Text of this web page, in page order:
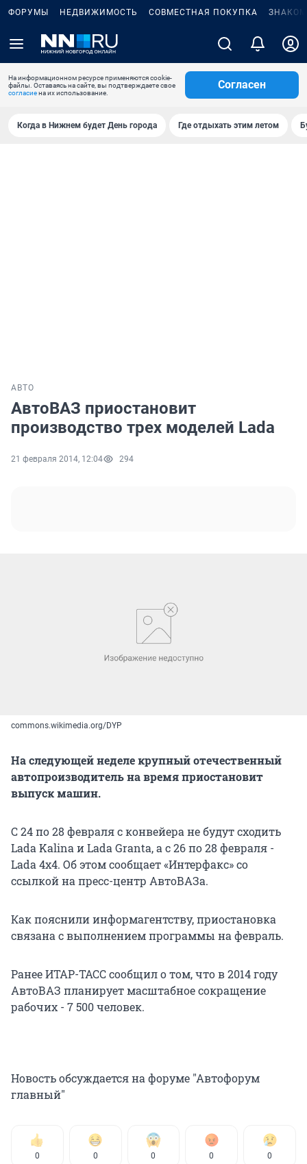
ФОРУМЫ НЕДВИЖИМОСТЬ СОВМЕСТНАЯ ПОКУПКА
На информационном ресурсе применяются cookie-
файлы. Оставаясь на сайте, вы подтверждаете свое
согласиена их использование.
Согласен
Когда в Нижнем будет День города Где отдыхать этим летом
АВТО
АвтоВАЗ приостановит
производство трех моделей Lada
21 февраля 2014, 12:04 294
commons.wikimedia.org/DYP
На следующей неделе крупный отечественный
автопроизводитель на время приостановит
выпуск машин.
С 24 по 28 февраля с конвейера не будут сходить
Lada Kalina и Lada Granta, а с 26 по 28 февраля -
Lada 4х4. Об этом сообщает «Интерфакс» со
ссылкой на пресс-центр АвтоВАЗа.
Как пояснили информагентству, приостановка
связана с выполнением программы на февраль.
Ранее ИТАР-ТАСС сообщил о том, что в 2014 году
АвтоВАЗ планирует масштабное сокращение
рабочих - 7 500 человек.
Новость обсуждается на форуме "Автофорум
главный"
0 0 0 0 0